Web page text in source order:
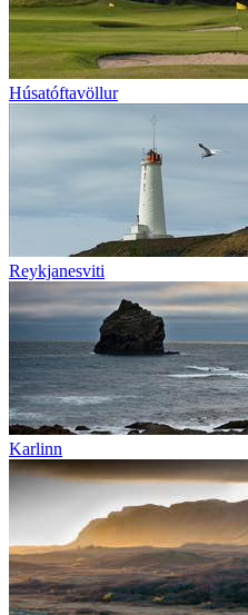
Húsatóftavöllur
Reykjanesviti
Karlinn